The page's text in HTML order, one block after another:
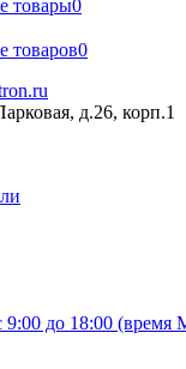
товары0
товаров0
д.26, корп.1
9:00 до 18:00